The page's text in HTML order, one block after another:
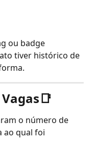
ou badge
tiver histórico de
📑
o número de
ao qual foi